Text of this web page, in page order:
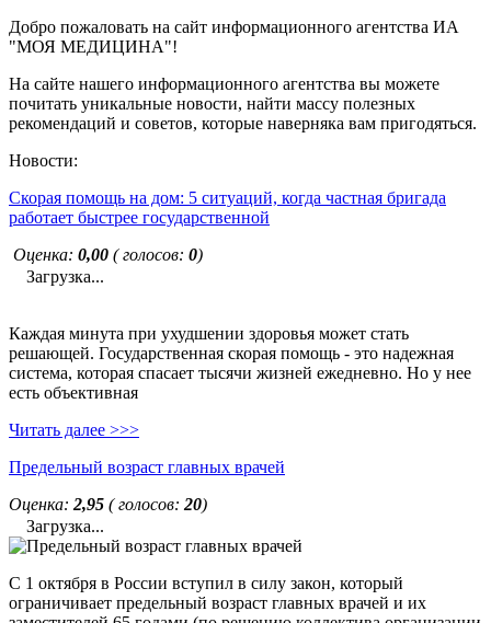
Добро пожаловать на сайт информационного агентства ИА
"МОЯ МЕДИЦИНА"!
На сайте нашего информационного агентства вы можете
почитать уникальные новости, найти массу полезных
рекомендаций и советов, которые наверняка вам пригодяться.
Новости:
Скорая помощь на дом: 5 ситуаций, когда частная бригада
работает быстрее государственной
Оценка: 0,00 ( голосов: 0)
Загрузка...
Каждая минута при ухудшении здоровья может стать
решающей. Государственная скорая помощь - это надежная
система, которая спасает тысячи жизней ежедневно. Но у нее
есть объективная
Читать далее >>>
Предельный возраст главных врачей
Оценка: 2,95 ( голосов: 20)
Загрузка...
С 1 октября в России вступил в силу закон, который
ограничивает предельный возраст главных врачей и их